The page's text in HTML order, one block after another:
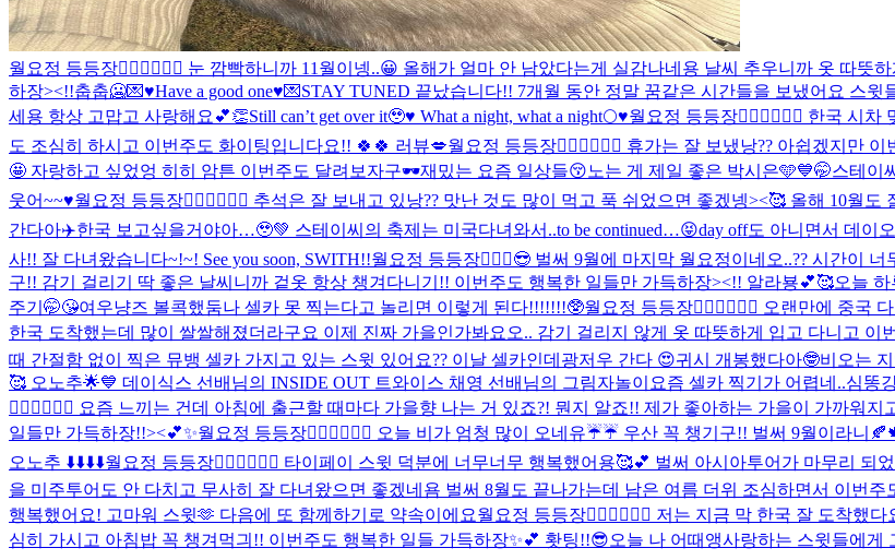
월요정 등등장🧚🏻‍♀️🧚🏻‍♀️ 눈 깜빡하니까 11월이넹..😀 올해가 얼마 안 남았다는게 실감나네용 날씨 추우니까 옷 따
하장><!!춥춥🥶💌♥️Have a good one♥️💌STAY TUNED 끝났습니다!! 7개월 동안 정말 꿈같은 시간들을 보냈어요 스
세용 항상 고맙고 사랑해요💕👏Still can’t get over it🥹♥️ What a night, what a night🌕♥️월요정 등등장🧚🏻‍♀️🧚🏻‍♀️ 한국 시
도 조심히 하시고 이번주도 화이팅입니다요!! 🍀🍀 러뷰💋월요정 등등장🧚🏻‍♀️🧚🏻‍♀️ 휴가는 잘 보냈낭?? 아쉽겠지만
🤩 자랑하고 싶었엉 히히 암튼 이번주도 달려보자구🕶️재밌는 요즘 일상들😚노는 게 제일 좋은 박시은🩵💙🤭스테이
웃어~~♥️월요정 등등장🧚🏻‍♀️🧚🏻‍♀️ 추석은 잘 보내고 있낭?? 맛난 것도 많이 먹고 푹 쉬었으면 좋겠넹><🥰 올해 10월
간다아✈️한국 보고싶을거야아…🥹💚 스테이씨의 축제는 미국다녀와서..to be continued…😝day off도 아니면서 데이
사!! 잘 다녀왔습니다~!~! See you soon, SWITH!!월요정 등등장🧚🏻‍♀️😎 벌써 9월에 마지막 월요정이네오..?? 시간이
구!! 감기 걸리기 딱 좋은 날씨니까 겉옷 항상 챙겨다니기!! 이번주도 행복한 일들만 가득하장><!! 알라뵹💕🥰오늘
주기🤭😘여우냥즈 볼콕했둠나 셀카 못 찍는다고 놀리면 이렇게 된다!!!!!!!🥸월요정 등등장🧚🏻‍♀️🧚🏻‍♀️ 오랜만에 중
한국 도착했는데 많이 쌀쌀해졌더라구요 이제 진짜 가을인가봐요오.. 감기 걸리지 않게 옷 따뜻하게 입고 다니고 이
때 간절함 없이 찍은 뮤뱅 셀카 가지고 있는 스윗 있어요?? 이날 셀카인데 광저우 간다 😍귀시 개봉했다아🤓비오는
🥰 오노추🌟💙 데이식스 선배님의 INSIDE OUT 트와이스 채영 선배님의 그림자놀이 요즘 셀카 찍기가 어렵네..심똥
🧚🏻‍♀️🧚🏻‍♀️ 요즘 느끼는 건데 아침에 출근할 때마다 가을향 나는 거 있죠?! 뭔지 알죠!! 제가 좋아하는 가을이 가까워
일들만 가득하장!!><💕✨월요정 등등장🧚🏻‍♀️🧚🏻‍♀️ 오늘 비가 엄청 많이 오네유☔️☔️ 우산 꼭 챙기구!! 벌써 9월이라
오노추 ⬇️⬇️⬇️⬇️월요정 등등장🧚🏻‍♀️🧚🏻‍♀️ 타이페이 스윗 덕분에 너무너무 행복했어용🥰💕 벌써 아시아투어가 마무리
을 미주투어도 안 다치고 무사히 잘 다녀왔으면 좋겠네욤 벌써 8월도 끝나가는데 남은 여름 더위 조심하면서 이번주
행복했어요! 고마워 스윗🫶 다음에 또 함께하기로 약속이에요월요정 등등장🧚🏻‍♀️🧚🏻‍♀️ 저는 지금 막 한국 잘 도착
심히 가시고 아침밥 꼭 챙겨먹긔!! 이번주도 행복한 일들 가득하장✨💕 홧팅!!😎오늘 나 어때앵사랑하는 스윗들에게